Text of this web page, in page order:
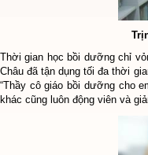
Thời gian học bồi dưỡng chỉ
Châu đã tận dụng tối đa thời
“Thầy cô giáo bồi dưỡng cho
khác cũng luôn động viên và